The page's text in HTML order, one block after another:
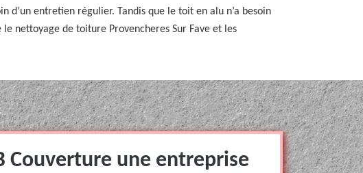
entretien régulier. Tandis que le toit en alu n’a besoin
nettoyage de toiture Provencheres Sur Fave et les
Couverture une entreprise